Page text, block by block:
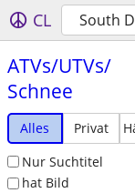
CL South
ATVs/​UTVs/​
Schnee
Alles Privat
Nur Suchtitel
hat Bild